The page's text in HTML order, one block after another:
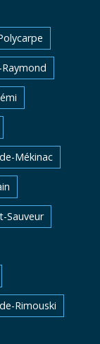
Mékinac
Sauveur
Rimouski